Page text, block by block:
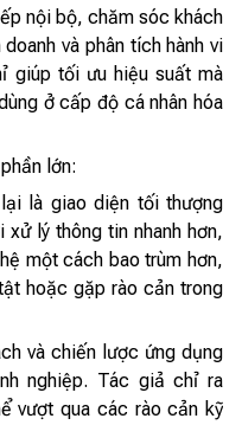
nội bộ, chăm sóc khách
và phân tích hành vi
giúp tối ưu hiệu suất mà
ở cấp độ cá nhân hóa
lớn:
là giao diện tối thượng
lý thông tin nhanh hơn,
một cách bao trùm hơn,
hoặc gặp rào cản trong
và chiến lược ứng dụng
nghiệp. Tác giả chỉ ra
vượt qua các rào cản kỹ